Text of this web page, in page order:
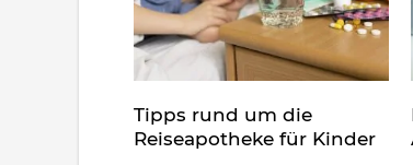
Tipps rund um die
Reiseapotheke für Kinder